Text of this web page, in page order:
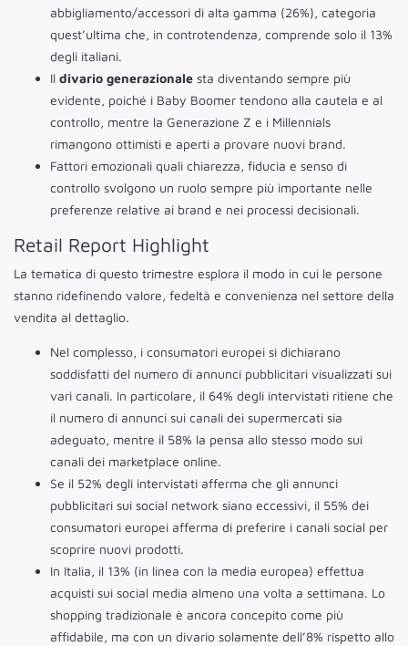
abbigliamento/accessori di alta gamma (26%), categoria
quest’ultima che, in controtendenza, comprende solo il 13%
degli italiani.
Il divario generazionale sta diventando sempre più
evidente, poiché i Baby Boomer tendono alla cautela e al
controllo, mentre la Generazione Z e i Millennials
rimangono ottimisti e aperti a provare nuovi brand.
Fattori emozionali quali chiarezza, fiducia e senso di
controllo svolgono un ruolo sempre più importante nelle
preferenze relative ai brand e nei processi decisionali.
Retail Report Highlight
La tematica di questo trimestre esplora il modo in cui le persone
stanno ridefinendo valore, fedeltà e convenienza nel settore della
vendita al dettaglio.
Nel complesso, i consumatori europei si dichiarano
soddisfatti del numero di annunci pubblicitari visualizzati sui
vari canali. In particolare, il 64% degli intervistati ritiene che
il numero di annunci sui canali dei supermercati sia
adeguato, mentre il 58% la pensa allo stesso modo sui
canali dei marketplace online.
Se il 52% degli intervistati afferma che gli annunci
pubblicitari sui social network siano eccessivi, il 55% dei
consumatori europei afferma di preferire i canali social per
scoprire nuovi prodotti.
In Italia, il 13% (in linea con la media europea) effettua
acquisti sui social media almeno una volta a settimana. Lo
shopping tradizionale è ancora concepito come più
affidabile, ma con un divario solamente dell’8% rispetto allo